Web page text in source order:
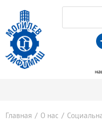
Главная / О нас /